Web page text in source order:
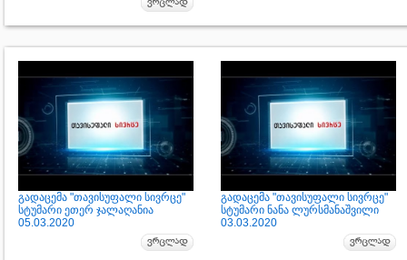
გადაცემა "თავისუფალი სივრცე"
სტუმარი ეთერ ჯალაღანია
05.03.2020
გადაცემა "თავისუფალი სივრცე"
სტუმარი ნანა ლურსმანაშვილი
03.03.2020